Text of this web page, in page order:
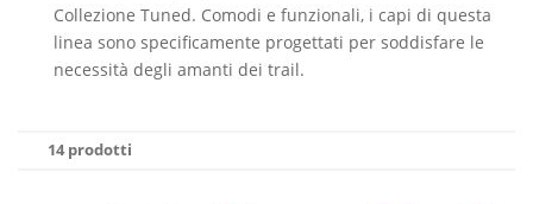
Collezione Tuned. Comodi e funzionali, i capi di questa
linea sono specificamente progettati per soddisfare le
necessità degli amanti dei trail.
14 prodotti